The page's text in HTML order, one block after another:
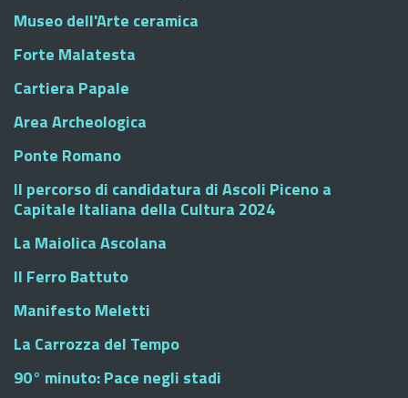
Museo dell'Arte ceramica
Forte Malatesta
Cartiera Papale
Area Archeologica
Ponte Romano
Il percorso di candidatura di Ascoli Piceno a
Capitale Italiana della Cultura 2024
La Maiolica Ascolana
Il Ferro Battuto
Manifesto Meletti
La Carrozza del Tempo
90° minuto: Pace negli stadi